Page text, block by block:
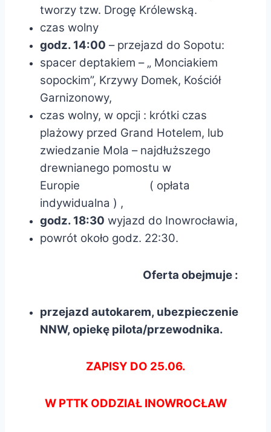
tworzy tzw. Drogę Królewską.
czas wolny
godz. 14:00 – przejazd do Sopotu:
spacer deptakiem – „ Monciakiem
sopockim”, Krzywy Domek, Kościół
Garnizonowy,
czas wolny, w opcji : krótki czas
plażowy przed Grand Hotelem, lub
zwiedzanie Mola – najdłuższego
drewnianego pomostu w
Europie ( opłata
indywidualna ) ,
godz. 18:30 wyjazd do Inowrocławia,
powrót około godz. 22:30.
Oferta obejmuje :
przejazd autokarem, ubezpieczenie
NNW, opiekę pilota/przewodnika.
ZAPISY DO 25.06.
W PTTK ODDZIAŁ INOWROCŁAW